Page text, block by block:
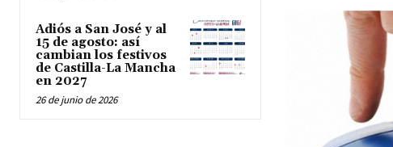
Adiós a San José y al
15 de agosto: así
cambian los festivos
de Castilla-La Mancha
en 2027
26 de junio de 2026